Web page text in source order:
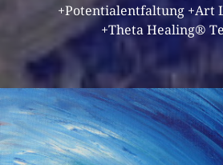
+Potentialentfaltung +Art
+Theta Healing®